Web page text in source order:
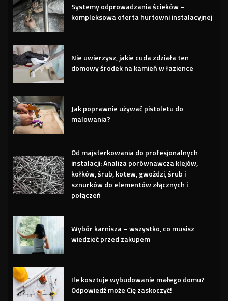
Systemy odprowadzania ścieków –
kompleksowa oferta hurtowni instalacyjnej
Nie uwierzysz, jakie cuda zdziała ten
domowy środek na kamień w łazience
Jak poprawnie używać pistoletu do
malowania?
Od majsterkowania do profesjonalnych
instalacji: Analiza porównawcza klejów,
kołków, śrub, kotew, gwoździ, śrub i
sznurków do elementów złącznych i
połączeń
Wybór karnisza – wszystko, co musisz
wiedzieć przed zakupem
Ile kosztuje wybudowanie małego domu?
Odpowiedź może Cię zaskoczyć!